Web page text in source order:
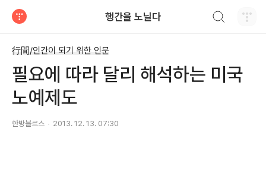
행간을 노닐다
行間/인간이 되기 위한 인문
필요에 따라 달리 해석하는 미국
노예제도
한방블르스 2013. 12. 13. 07:30